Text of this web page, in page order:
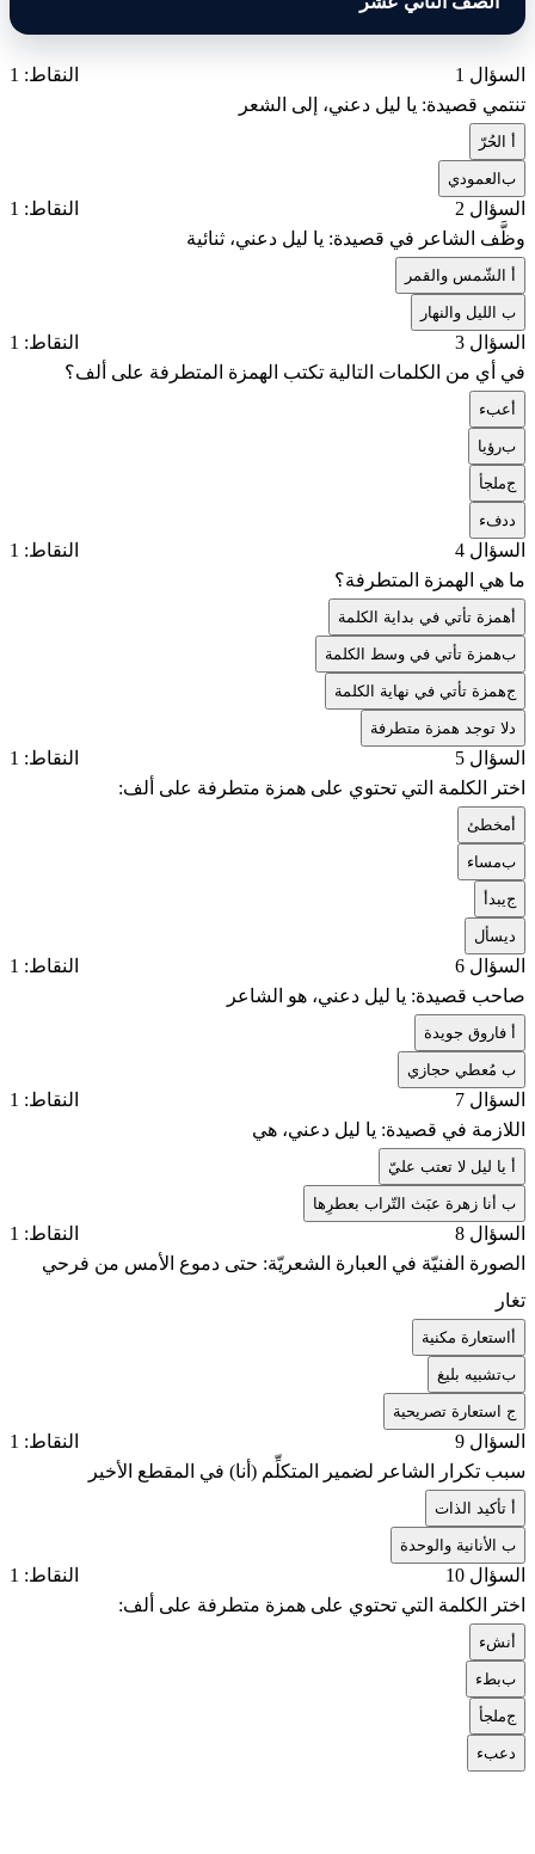
السؤال 1
النقاط: 1
تنتمي قصيدة: يا ليل دعني، إلى الشعر
الحُرّ
بالعمودي
السؤال 2
النقاط: 1
وظَّف الشاعر في قصيدة: يا ليل دعني، ثنائية
الشّمس والقمر
بالليل والنهار
السؤال 3
النقاط: 1
في أي من الكلمات التالية تكتب الهمزة المتطرفة على ألف؟
عبء
برؤيا
جملجأ
دفء
السؤال 4
النقاط: 1
ما هي الهمزة المتطرفة؟
همزة تأتي في بداية الكلمة
بهمزة تأتي في وسط الكلمة
جهمزة تأتي في نهاية الكلمة
لا توجد همزة متطرفة
السؤال 5
النقاط: 1
اختر الكلمة التي تحتوي على همزة متطرفة على ألف:
مخطئ
بمساء
جيبدأ
يسأل
السؤال 6
النقاط: 1
صاحب قصيدة: يا ليل دعني، هو الشاعر
فاروق جويدة
بمُعطي حجازي
السؤال 7
النقاط: 1
اللازمة في قصيدة: يا ليل دعني، هي
يا ليل لا تعتب عليّ
بأنا زهرة عبَث التّراب بعطرِها
السؤال 8
النقاط: 1
الصورة الفنيّة في العبارة الشعريّة: حتى دموع الأمس من فرحي
تغار
استعارة مكنية
بتشبيه بليغ
جاستعارة تصريحية
السؤال 9
النقاط: 1
سبب تكرار الشاعر لضمير المتكلِّم (أنا) في المقطع الأخير
تأكيد الذات
بالأنانية والوحدة
السؤال 10
النقاط: 1
اختر الكلمة التي تحتوي على همزة متطرفة على ألف:
نشء
ببطء
جملجأ
عبء